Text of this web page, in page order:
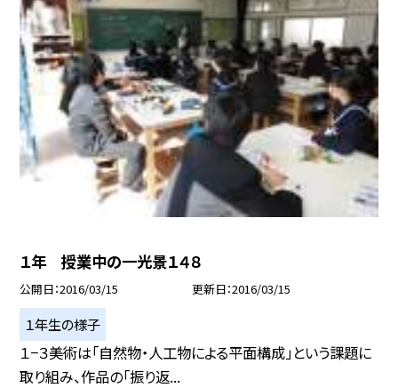
１年 授業中の一光景１４８
公開日 2016/03/15 更新日 2016/03/15
１年生の様子
１−３美術は「自然物・人工物による平面構成」という課題に
取り組み、作品の「振り返...